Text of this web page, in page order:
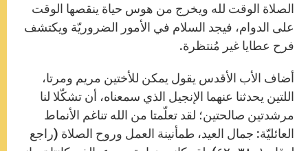
الصلاة الوقت لله ويخرج من هوس حياة ينقصها الوقت
على الدوام، فيجد السلام في الأمور الضروريّة ويكتشف
فرح عطايا غير مُنتظرة.
أضاف الأب الأقدس يقول يمكن للأختين مريم ومرتا،
اللتين يحدثنا عنهما الإنجيل الذي سمعناه، أن تشكّلا لنا
مرشدتين صالحتين؛ لقد تعلّمتا من الله تناغم الأنماط
العائليّة: جمال العيد، طمأنينة العمل وروح الصلاة (راجع